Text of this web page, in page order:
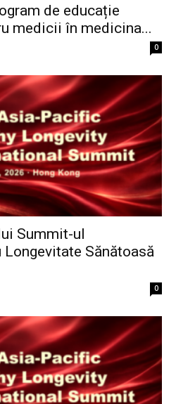
de educație
medicii în medicina...
0
Summit-ul
Longevitate Sănătoasă
0